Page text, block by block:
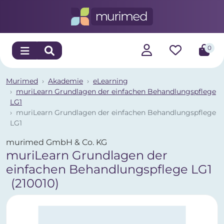
0
Murimed Akademie
eLearning
muriLearn Grundlagen der einfachen Behandlungspflege
LG1
muriLearn Grundlagen der einfachen Behandlungspflege
LG1
murimed GmbH & Co. KG
muriLearn Grundlagen der
einfachen Behandlungspflege LG1
(210010)